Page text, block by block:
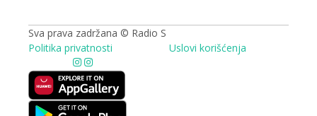
Sva prava zadržana © Radio S
Politika privatnosti
Uslovi korišćenja